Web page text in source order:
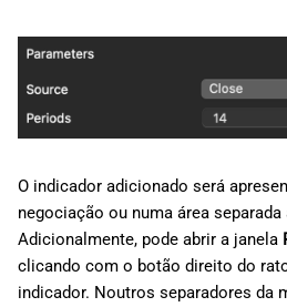
O indicador adicionado será
negociação ou numa área separada
Adicionalmente, pode abrir a janela
clicando com o botão direito do
indicador. Noutros separadores da